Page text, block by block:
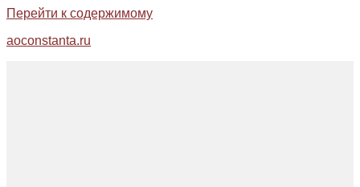
Перейти к содержимому
aoconstanta.ru